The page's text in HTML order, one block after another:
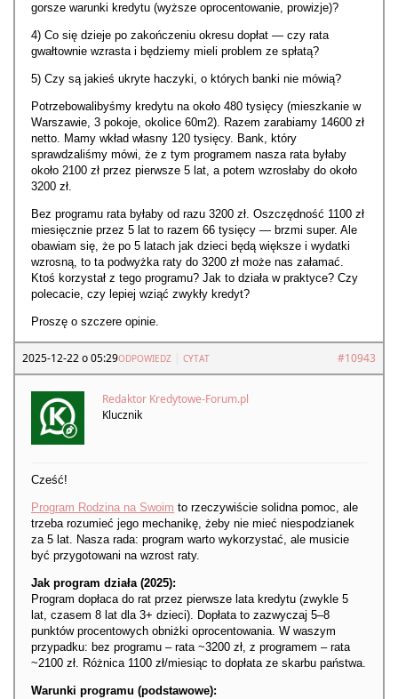
gorsze warunki kredytu (wyższe oprocentowanie, prowizje)?
4) Co się dzieje po zakończeniu okresu dopłat — czy rata
gwałtownie wzrasta i będziemy mieli problem ze spłatą?
5) Czy są jakieś ukryte haczyki, o których banki nie mówią?
Potrzebowalibyśmy kredytu na około 480 tysięcy (mieszkanie w
Warszawie, 3 pokoje, okolice 60m2). Razem zarabiamy 14600 zł
netto. Mamy wkład własny 120 tysięcy. Bank, który
sprawdzaliśmy mówi, że z tym programem nasza rata byłaby
około 2100 zł przez pierwsze 5 lat, a potem wzrosłaby do około
3200 zł.
Bez programu rata byłaby od razu 3200 zł. Oszczędność 1100 zł
miesięcznie przez 5 lat to razem 66 tysięcy — brzmi super. Ale
obawiam się, że po 5 latach jak dzieci będą większe i wydatki
wzrosną, to ta podwyżka raty do 3200 zł może nas załamać.
Ktoś korzystał z tego programu? Jak to działa w praktyce? Czy
polecacie, czy lepiej wziąć zwykły kredyt?
Proszę o szczere opinie.
2025-12-22 o 05:29 #10943
ODPOWIEDZ CYTAT
Redaktor Kredytowe-Forum.pl
Klucznik
Cześć!
Program Rodzina na Swoim to rzeczywiście solidna pomoc, ale
trzeba rozumieć jego mechanikę, żeby nie mieć niespodzianek
za 5 lat. Nasza rada: program warto wykorzystać, ale musicie
być przygotowani na wzrost raty.
Jak program działa (2025):
Program dopłaca do rat przez pierwsze lata kredytu (zwykle 5
lat, czasem 8 lat dla 3+ dzieci). Dopłata to zazwyczaj 5–8
punktów procentowych obniżki oprocentowania. W waszym
przypadku: bez programu – rata ~3200 zł, z programem – rata
~2100 zł. Różnica 1100 zł/miesiąc to dopłata ze skarbu państwa.
Warunki programu (podstawowe):